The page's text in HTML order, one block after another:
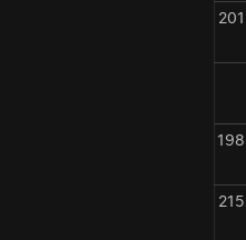
201
198
215